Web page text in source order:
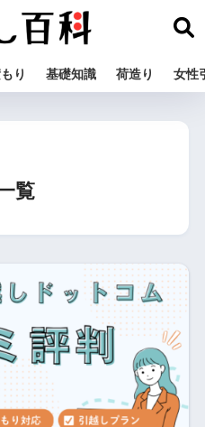
り 基礎知識 荷造り 女性
覧